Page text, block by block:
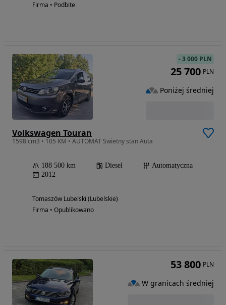
Firma • Podbite
Volkswagen Touran
1598 cm3 • 105 KM • AUTOMAT Świetny stan Auta
188 500 km Diesel
Automatyczna
2012
Tomaszów Lubelski (Lubelskie)
Firma • Opublikowano
-3 000 PLN
25 700 PLN
Poniżej średniej
53 800 PLN
W granicach średniej